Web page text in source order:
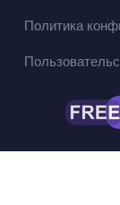
Политика